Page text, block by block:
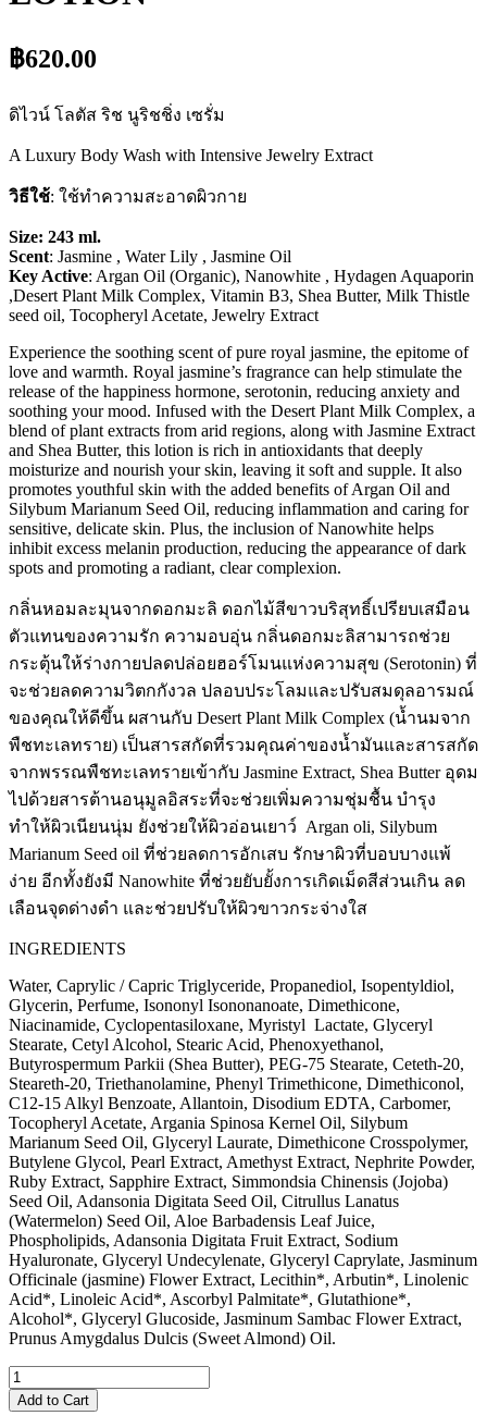
฿620.00
ดิไวน์ โลตัส ริช นูริชชิ่ง เซรั่ม
A Luxury Body Wash with Intensive Jewelry Extract
วิธีใช้: ใช้ทำความสะอาดผิวกาย
Size: 243 ml.
Scent: Jasmine , Water Lily , Jasmine Oil
Key Active: Argan Oil (Organic), Nanowhite , Hydagen Aquaporin
,Desert Plant Milk Complex, Vitamin B3, Shea Butter, Milk Thistle
seed oil, Tocopheryl Acetate, Jewelry Extract
Experience the soothing scent of pure royal jasmine, the epitome of
love and warmth. Royal jasmine’s fragrance can help stimulate the
release of the happiness hormone, serotonin, reducing anxiety and
soothing your mood. Infused with the Desert Plant Milk Complex, a
blend of plant extracts from arid regions, along with Jasmine Extract
and Shea Butter, this lotion is rich in antioxidants that deeply
moisturize and nourish your skin, leaving it soft and supple. It also
promotes youthful skin with the added benefits of Argan Oil and
Silybum Marianum Seed Oil, reducing inflammation and caring for
sensitive, delicate skin. Plus, the inclusion of Nanowhite helps
inhibit excess melanin production, reducing the appearance of dark
spots and promoting a radiant, clear complexion.
กลิ่นหอมละมุนจากดอกมะลิ ดอกไม้สีขาวบริสุทธิ์เปรียบเสมือน
ตัวแทนของความรัก ความอบอุ่น กลิ่นดอกมะลิสามารถช่วย
กระตุ้นให้ร่างกายปลดปล่อยฮอร์โมนแห่งความสุข (Serotonin) ที่
จะช่วยลดความวิตกกังวล ปลอบประโลมและปรับสมดุลอารมณ์
ของคุณให้ดีขึ้น ผสานกับ Desert Plant Milk Complex (น้ำนมจาก
พืชทะเลทราย) เป็นสารสกัดที่รวมคุณค่าของน้ำมันและสารสกัด
จากพรรณพืชทะเลทรายเข้ากับ Jasmine Extract, Shea Butter อุดม
ไปด้วยสารต้านอนุมูลอิสระที่จะช่วยเพิ่มความชุ่มชื้น บำรุง
ทำให้ผิวเนียนนุ่ม ยังช่วยให้ผิวอ่อนเยาว์ Argan oli, Silybum
Marianum Seed oil ที่ช่วยลดการอักเสบ รักษาผิวที่บอบบางแพ้
ง่าย อีกทั้งยังมี Nanowhite ที่ช่วยยับยั้งการเกิดเม็ดสีส่วนเกิน ลด
เลือนจุดด่างดำ และช่วยปรับให้ผิวขาวกระจ่างใส
INGREDIENTS
Water, Caprylic / Capric Triglyceride, Propanediol, Isopentyldiol,
Glycerin, Perfume, Isononyl Isononanoate, Dimethicone,
Niacinamide, Cyclopentasiloxane, Myristyl Lactate, Glyceryl
Stearate, Cetyl Alcohol, Stearic Acid, Phenoxyethanol,
Butyrospermum Parkii (Shea Butter), PEG-75 Stearate, Ceteth-20,
Steareth-20, Triethanolamine, Phenyl Trimethicone, Dimethiconol,
C12-15 Alkyl Benzoate, Allantoin, Disodium EDTA, Carbomer,
Tocopheryl Acetate, Argania Spinosa Kernel Oil, Silybum
Marianum Seed Oil, Glyceryl Laurate, Dimethicone Crosspolymer,
Butylene Glycol, Pearl Extract, Amethyst Extract, Nephrite Powder,
Ruby Extract, Sapphire Extract, Simmondsia Chinensis (Jojoba)
Seed Oil, Adansonia Digitata Seed Oil, Citrullus Lanatus
(Watermelon) Seed Oil, Aloe Barbadensis Leaf Juice,
Phospholipids, Adansonia Digitata Fruit Extract, Sodium
Hyaluronate, Glyceryl Undecylenate, Glyceryl Caprylate, Jasminum
Officinale (jasmine) Flower Extract, Lecithin*, Arbutin*, Linolenic
Acid*, Linoleic Acid*, Ascorbyl Palmitate*, Glutathione*,
Alcohol*, Glyceryl Glucoside, Jasminum Sambac Flower Extract,
Prunus Amygdalus Dulcis (Sweet Almond) Oil.
จำนวน
ROYAL
Add to Cart